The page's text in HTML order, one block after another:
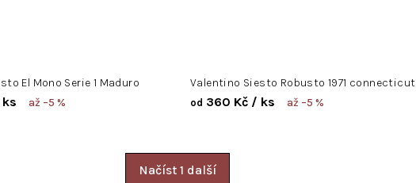
El Mono Serie 1 Maduro
až –5 %
Valentino Siesto Robusto 1971 connecticut
od 360 Kč / ks až –5 %
Načíst 1 další